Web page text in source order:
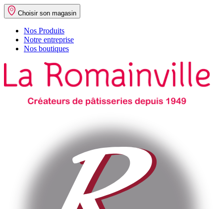
Choisir son magasin
Nos Produits
Notre entreprise
Nos boutiques